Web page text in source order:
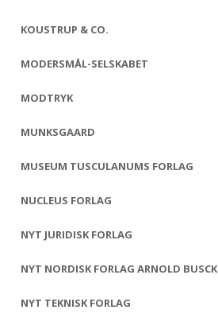
KOUSTRUP & CO.
MODERSMÅL-SELSKABET
MODTRYK
MUNKSGAARD
MUSEUM TUSCULANUMS FORLAG
NUCLEUS FORLAG
NYT JURIDISK FORLAG
NYT NORDISK FORLAG ARNOLD BUSCK
NYT TEKNISK FORLAG